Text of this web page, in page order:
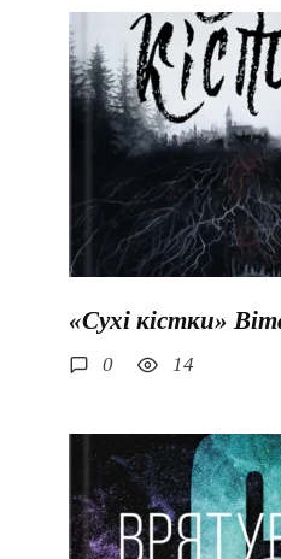
«Сухі кістки»
0 14